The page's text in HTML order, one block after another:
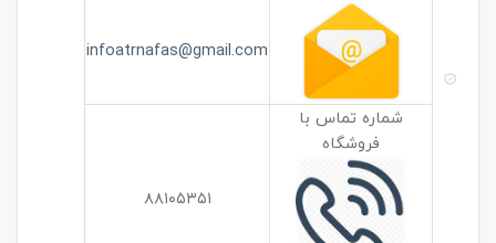
infoatrnafas@gmail.com
شماره تماس با
فروشگاه
۸۸۱۰۵۳۵۱